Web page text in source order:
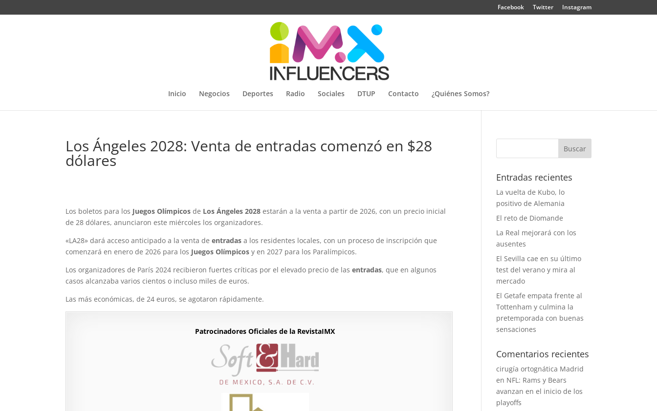
Facebook Twitter Instagram
Inicio Negocios Deportes Radio Sociales DTUP Contacto ¿Quiénes Somos?
Los Ángeles 2028: Venta de entradas comenzó en $28
dólares
Los boletos para los Juegos Olímpicos de Los Ángeles 2028 estarán a la venta a partir de 2026, con un precio inicial
de 28 dólares, anunciaron este miércoles los organizadores.
«LA28» dará acceso anticipado a la venta deentradas a los residentes locales, con un proceso de inscripción que
comenzará en enero de 2026 para los Juegos Olímpicos y en 2027 para los Paralímpicos.
Los organizadores de París 2024 recibieron fuertes críticas por el elevado precio de lasentradas, que en algunos
casos alcanzaba varios cientos o incluso miles de euros.
Las más económicas, de 24 euros, se agotaron rápidamente.
Patrocinadores Oficiales de la RevistaIMX
Entradas recientes
La vuelta de Kubo, lo
positivo de Alemania
El reto de Diomande
La Real mejorará con los
ausentes
El Sevilla cae en su último
test del verano y mira al
mercado
El Getafe empata frente al
Tottenham y culmina la
pretemporada con buenas
sensaciones
Comentarios recientes
cirugía ortognática Madrid
en NFL: Rams y Bears
avanzan en el inicio de los
playoffs